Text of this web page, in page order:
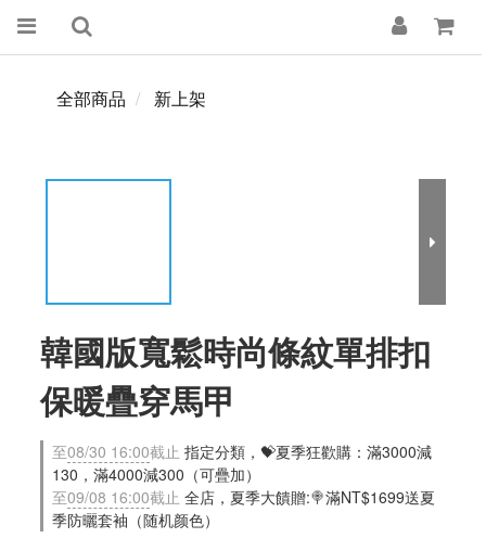
全部商品 新上架
韓國版寬鬆時尚條紋單排扣
保暖疊穿馬甲
至08/30 16:00截止 指定分類，💝夏季狂歡購：滿3000減
130，滿4000減300（可疊加）
至09/08 16:00截止 全店，夏季大饋贈:🍭滿NT$1699送夏
季防曬套袖（随机颜色）